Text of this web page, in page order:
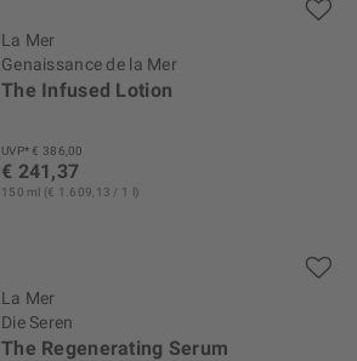
La Mer
Genaissance de la Mer
The Infused Lotion
UVP* € 386,00
€ 241,37
150 ml (€ 1.609,13 / 1 l)
La Mer
Die Seren
The Regenerating Serum